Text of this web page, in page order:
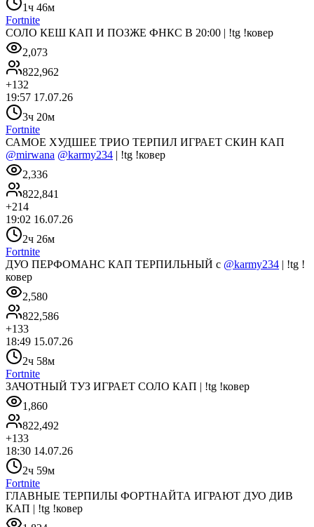
1ч 46м
Fortnite
СОЛО КЕШ КАП И ПОЗЖЕ ФНКС В 20:00 | !tg !ковер
2,073
822,962
+132
19:57 17.07.26
3ч 20м
Fortnite
САМОЕ ХУДШЕЕ ТРИО ТЕРПИЛ ИГРАЕТ СКИН КАП
@mirwana @karmy234 | !tg !ковер
2,336
822,841
+214
19:02 16.07.26
2ч 26м
Fortnite
ДУО ПЕРФОМАНС КАП ТЕРПИЛЬНЫЙ с @karmy234 | !tg !
ковер
2,580
822,586
+133
18:49 15.07.26
2ч 58м
Fortnite
ЗАЧОТНЫЙ ТУЗ ИГРАЕТ СОЛО КАП | !tg !ковер
1,860
822,492
+133
18:30 14.07.26
2ч 59м
Fortnite
ГЛАВНЫЕ ТЕРПИЛЫ ФОРТНАЙТА ИГРАЮТ ДУО ДИВ
КАП | !tg !ковер